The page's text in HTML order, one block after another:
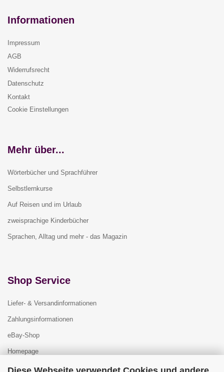
Informationen
Impressum
AGB
Widerrufsrecht
Datenschutz
Kontakt
Cookie Einstellungen
Mehr über...
Wörterbücher und Sprachführer
Selbstlernkurse
Auf Reisen und im Urlaub
zweisprachige Kinderbücher
Sprachen, Alltag und mehr - das Magazin
Shop Service
Liefer- & Versandinformationen
Zahlungsinformationen
eBay-Shop
Homepage